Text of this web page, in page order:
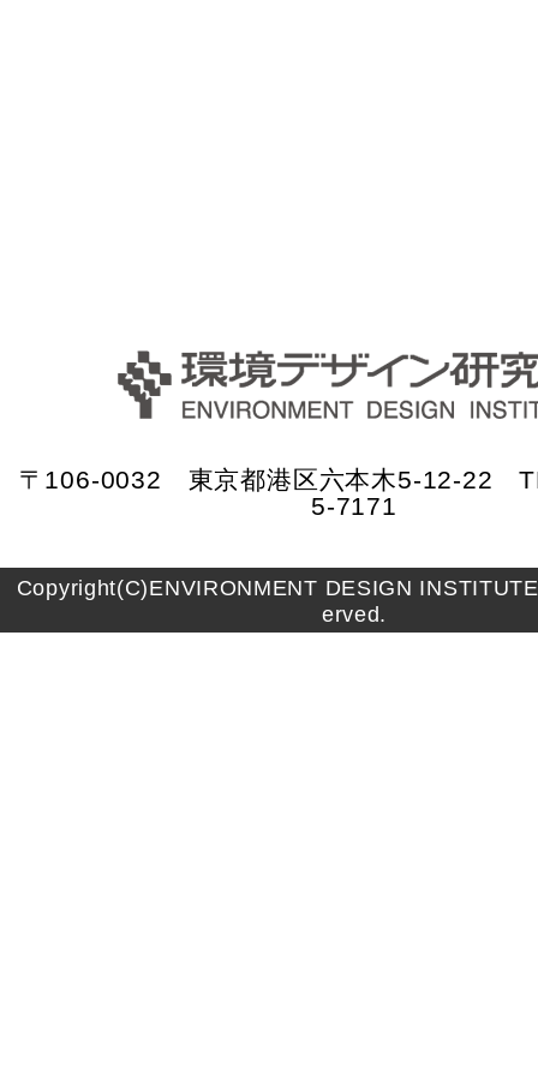
〒106-0032 東京都港区六本木5-12-22
5-7171
Copyright(C)ENVIRONMENT DESIGN
erved.